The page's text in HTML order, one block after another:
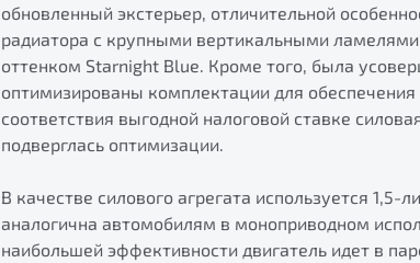
обновленный экстерьер, отличительной
радиатора с крупными вертикальными
оттенком Starnight Blue. Кроме того, была
оптимизированы комплектации для
соответствия выгодной налоговой ставке
подверглась оптимизации.
В качестве силового агрегата используется
аналогична автомобилям в моноприводном
наибольшей эффективности двигатель идет в